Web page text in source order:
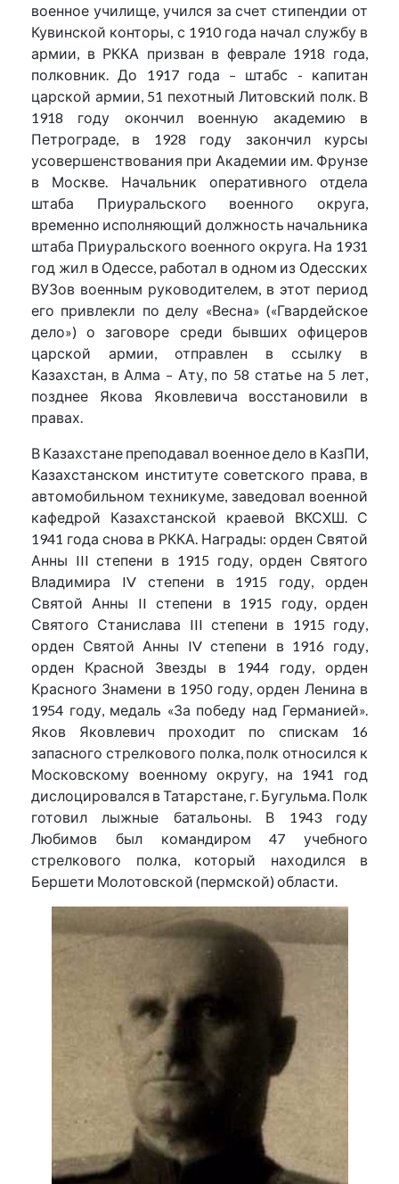
военное училище, учился за счет стипендии от
Кувинской конторы, с 1910 года начал службу в
армии, в РККА призван в феврале 1918 года,
полковник. До 1917 года – штабс - капитан
царской армии, 51 пехотный Литовский полк. В
1918 году окончил военную академию в
Петрограде, в 1928 году закончил курсы
усовершенствования при Академии им. Фрунзе
в Москве. Начальник оперативного отдела
штаба Приуральского военного округа,
временно исполняющий должность начальника
штаба Приуральского военного округа. На 1931
год жил в Одессе, работал в одном из Одесских
ВУЗов военным руководителем, в этот период
его привлекли по делу «Весна» («Гвардейское
дело») о заговоре среди бывших офицеров
царской армии, отправлен в ссылку в
Казахстан, в Алма – Ату, по 58 статье на 5 лет,
позднее Якова Яковлевича восстановили в
правах.
В Казахстане преподавал военное дело в КазПИ,
Казахстанском институте советского права, в
автомобильном техникуме, заведовал военной
кафедрой Казахстанской краевой ВКСХШ. С
1941 года снова в РККА. Награды: орден Святой
Анны III степени в 1915 году, орден Святого
Владимира IV степени в 1915 году, орден
Святой Анны II степени в 1915 году, орден
Святого Станислава III степени в 1915 году,
орден Святой Анны IV степени в 1916 году,
орден Красной Звезды в 1944 году, орден
Красного Знамени в 1950 году, орден Ленина в
1954 году, медаль «За победу над Германией».
Яков Яковлевич проходит по спискам 16
запасного стрелкового полка, полк относился к
Московскому военному округу, на 1941 год
дислоцировался в Татарстане, г. Бугульма. Полк
готовил лыжные батальоны. В 1943 году
Любимов был командиром 47 учебного
стрелкового полка, который находился в
Бершети Молотовской (пермской) области.